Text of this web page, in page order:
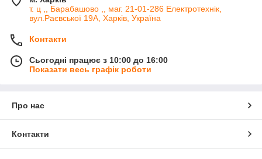
т. ц ,, Барабашово ,, маг. 21-01-286 Електротехнік,
вул.Раєвської 19А, Харків, Україна
Контакти
Сьогодні працює з 10:00 до 16:00
Показати весь графік роботи
Про нас
Контакти